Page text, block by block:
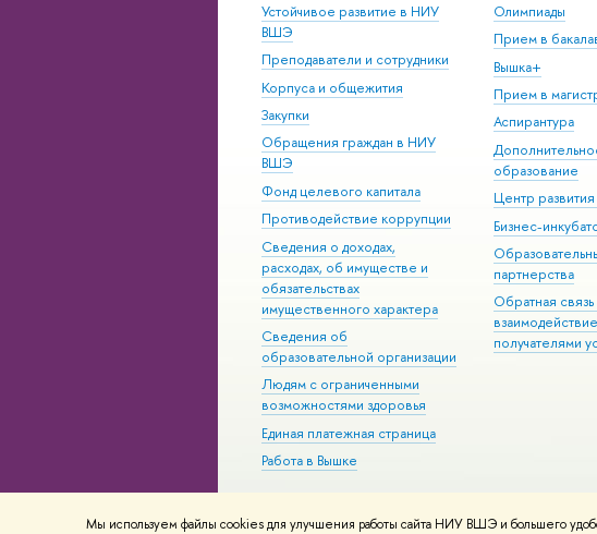
Мы используем файлы cookies для улучшения работы сайта НИУ ВШЭ и большего
Устойчивое развитие в НИУ
ВШЭ
Преподаватели и сотрудники
Корпуса и общежития
Закупки
Обращения граждан в НИУ
ВШЭ
Фонд целевого капитала
Противодействие коррупции
Сведения о доходах,
расходах, об имуществе и
обязательствах
имущественного характера
Сведения об
образовательной организации
Людям с ограниченными
возможностями здоровья
Единая платежная страница
Работа в Вышке
Олимпиады
Прием в
Вышка+
Прием в
Аспирантура
образование
Центр
Бизнес-
партнерства
Обратная связь
получателями
© НИУ ВШЭ 1993–2026 Адреса и контакты